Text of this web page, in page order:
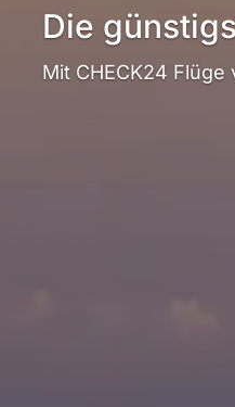
Die
Mit CHECK24